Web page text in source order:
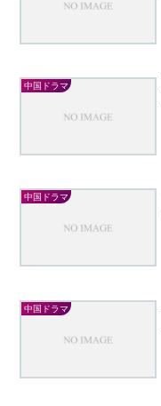
中国ドラマ
中国ドラマ
中国ドラマ